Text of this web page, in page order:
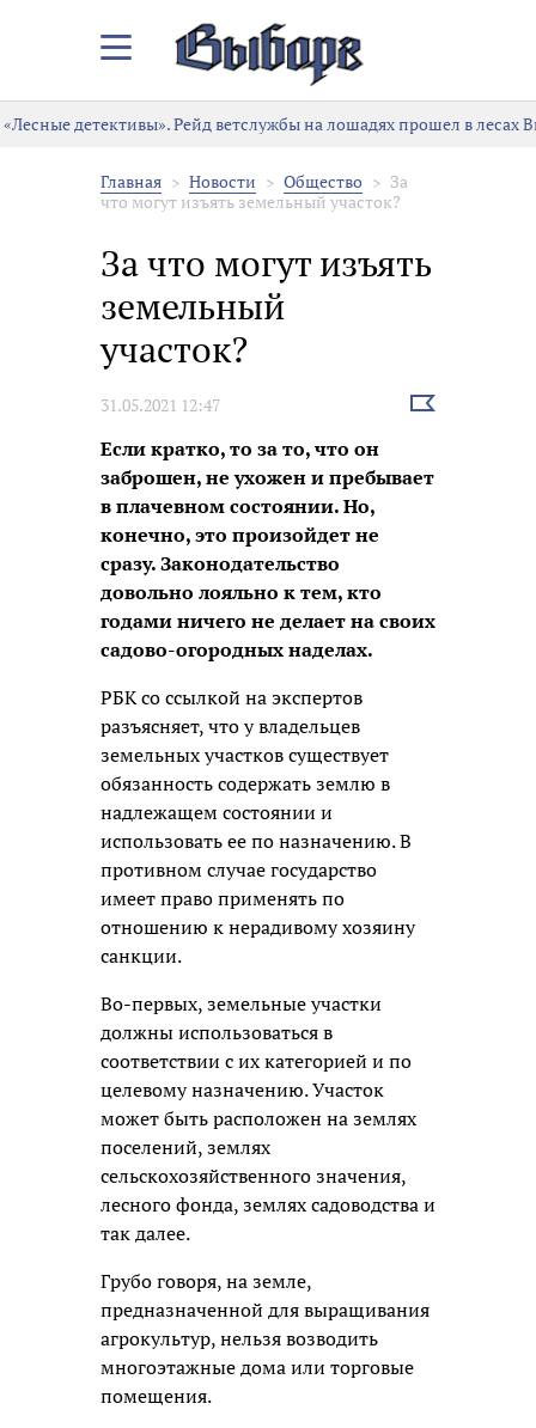
Закрыть/
меню
«Лесные детективы». Рейд ветслужбы на лошадях прошел в лесах
Главная Новости Общество
За
что могут изъять земельный участок?
За что могут изъять
земельный
участок?
31.05.2021 12:47
Выбрать
Если кратко, то за то, что он
заброшен, не ухожен и пребывает
в плачевном состоянии. Но,
конечно, это произойдет не
сразу. Законодательство
довольно лояльно к тем, кто
годами ничего не делает на своих
садово-огородных наделах.
РБК со ссылкой на экспертов
разъясняет, что у владельцев
земельных участков существует
обязанность содержать землю в
надлежащем состоянии и
использовать ее по назначению. В
противном случае государство
имеет право применять по
отношению к нерадивому хозяину
санкции.
Во-первых, земельные участки
должны использоваться в
соответствии с их категорией и по
целевому назначению. Участок
может быть расположен на землях
поселений, землях
сельскохозяйственного значения,
лесного фонда, землях садоводства и
так далее.
Грубо говоря, на земле,
предназначенной для выращивания
агрокультур, нельзя возводить
многоэтажные дома или торговые
помещения.